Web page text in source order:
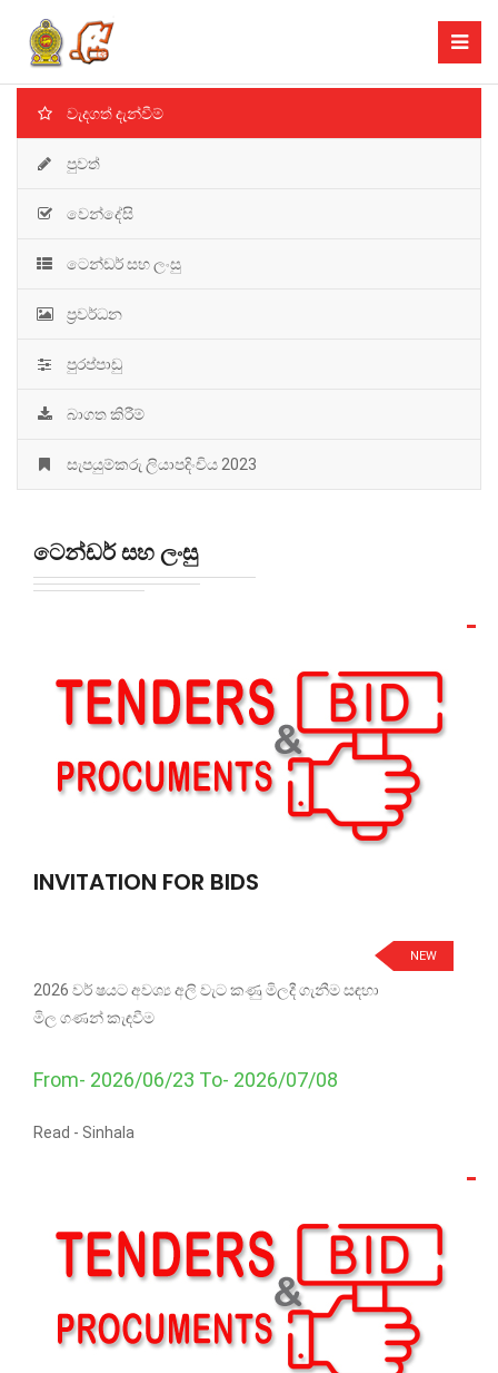
වැදගත් දැන්වීම්
පුවත්
වෙන්දේසි
ටෙන්ඩර් සහ ලංසු
ප්‍රවර්ධන
පුරප්පාඩු
බාගත කිරීම්
සැපයුම්කරු ලියාපදිංචිය 2023
ටෙන්ඩර් සහ ලංසු
INVITATION FOR BIDS
NEW
2026 වර් ෂයට අවශ්‍ය අලි වැට කණු මිලදී ගැනීම සඳහා
මිල ගණන් කැඳවීම
From- 2026/06/23 To- 2026/07/08
Read - Sinhala